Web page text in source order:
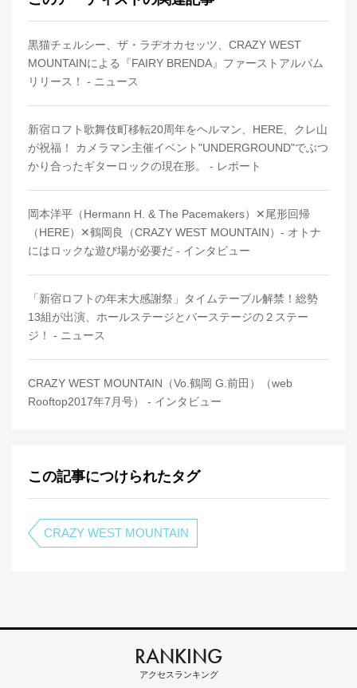
黒猫チェルシー、ザ・ラヂオカセッツ、CRAZY WEST
MOUNTAINによる『FAIRY BRENDA』ファーストアルバム
リリース！ - ニュース
新宿ロフト歌舞伎町移転20周年をヘルマン、HERE、クレ山
が祝福！ カメラマン主催イベント"UNDERGROUND"でぶつ
かり合ったギターロックの現在形。 - レポート
岡本洋平（Hermann H. & The Pacemakers）✕尾形回帰
（HERE）✕鶴岡良（CRAZY WEST MOUNTAIN）- オトナ
にはロックな遊び場が必要だ - インタビュー
「新宿ロフトの年末大感謝祭」タイムテーブル解禁！総勢
13組が出演、ホールステージとバーステージの２ステー
ジ！ - ニュース
CRAZY WEST MOUNTAIN（Vo.鶴岡 G.前田）（web
Rooftop2017年7月号） - インタビュー
この記事につけられたタグ
CRAZY WEST MOUNTAIN
RANKING
アクセスランキング